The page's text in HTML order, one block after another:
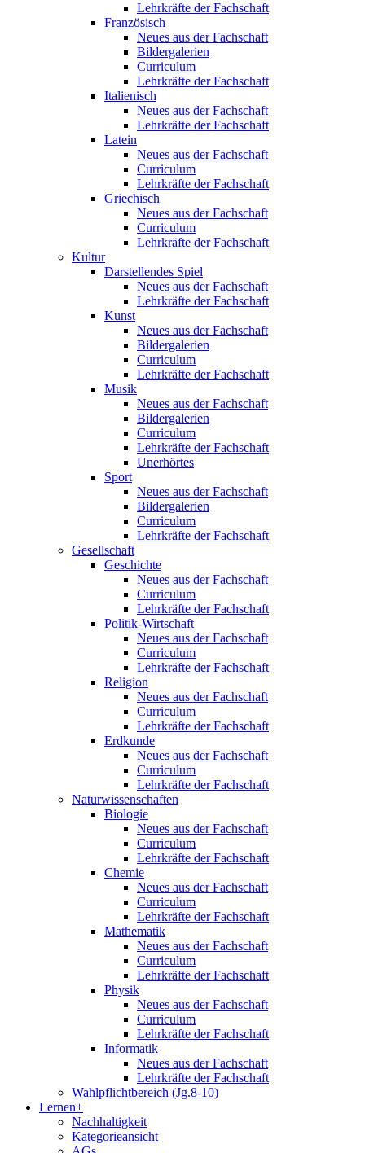
Lehrkräfte der Fachschaft
Französisch
Neues aus der Fachschaft
Bildergalerien
Curriculum
Lehrkräfte der Fachschaft
Italienisch
Neues aus der Fachschaft
Lehrkräfte der Fachschaft
Latein
Neues aus der Fachschaft
Curriculum
Lehrkräfte der Fachschaft
Griechisch
Neues aus der Fachschaft
Curriculum
Lehrkräfte der Fachschaft
Kultur
Darstellendes Spiel
Neues aus der Fachschaft
Lehrkräfte der Fachschaft
Kunst
Neues aus der Fachschaft
Bildergalerien
Curriculum
Lehrkräfte der Fachschaft
Musik
Neues aus der Fachschaft
Bildergalerien
Curriculum
Lehrkräfte der Fachschaft
Unerhörtes
Sport
Neues aus der Fachschaft
Bildergalerien
Curriculum
Lehrkräfte der Fachschaft
Gesellschaft
Geschichte
Neues aus der Fachschaft
Curriculum
Lehrkräfte der Fachschaft
Politik-Wirtschaft
Neues aus der Fachschaft
Curriculum
Lehrkräfte der Fachschaft
Religion
Neues aus der Fachschaft
Curriculum
Lehrkräfte der Fachschaft
Erdkunde
Neues aus der Fachschaft
Curriculum
Lehrkräfte der Fachschaft
Naturwissenschaften
Biologie
Neues aus der Fachschaft
Curriculum
Lehrkräfte der Fachschaft
Chemie
Neues aus der Fachschaft
Curriculum
Lehrkräfte der Fachschaft
Mathematik
Neues aus der Fachschaft
Curriculum
Lehrkräfte der Fachschaft
Physik
Neues aus der Fachschaft
Curriculum
Lehrkräfte der Fachschaft
Informatik
Neues aus der Fachschaft
Lehrkräfte der Fachschaft
Wahlpflichtbereich (Jg.8-10)
Lernen+
Nachhaltigkeit
Kategorieansicht